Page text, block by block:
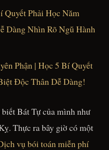
Quyết Phải Học Năm
Dàng Nhìn Rõ Ngũ Hành
Phận | Học 5 Bí Quyết
Độc Thân Dễ Dàng!
Bát Tự của mình như
Thực ra bây giờ có một
vụ bói toán miễn phí